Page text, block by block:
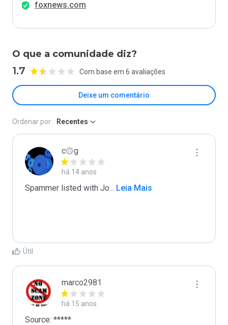
foxnews.com
O que a comunidade diz?
1.7 Com base em 6 avaliações
Deixe um comentário
Ordenar por: Recentes
c۞g
há 14 anos
Spammer listed with Jo... Leia Mais
Útil
marco2981
há 15 anos
Source: *****